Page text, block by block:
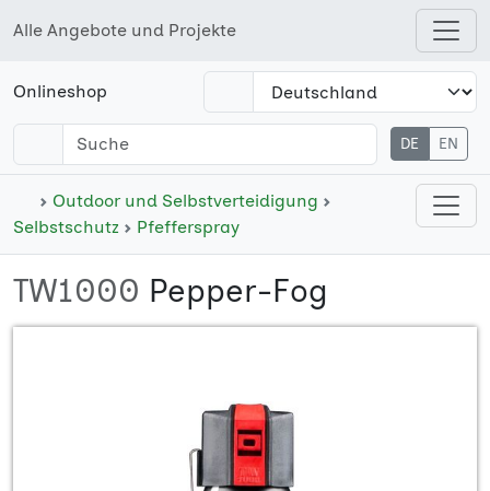
Alle Angebote und Projekte
Open shops menu
Onlineshop
DE EN
Outdoor und Selbstverteidigung
Selbstschutz
Pfefferspray
Open
TW1000 Pepper-Fog